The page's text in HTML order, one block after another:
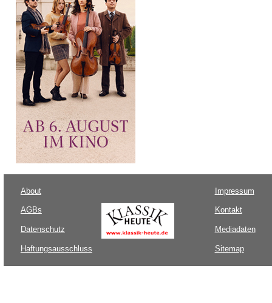
About
AGBs
Datenschutz
Haftungsausschluss
Impressum
Kontakt
Mediadaten
Sitemap